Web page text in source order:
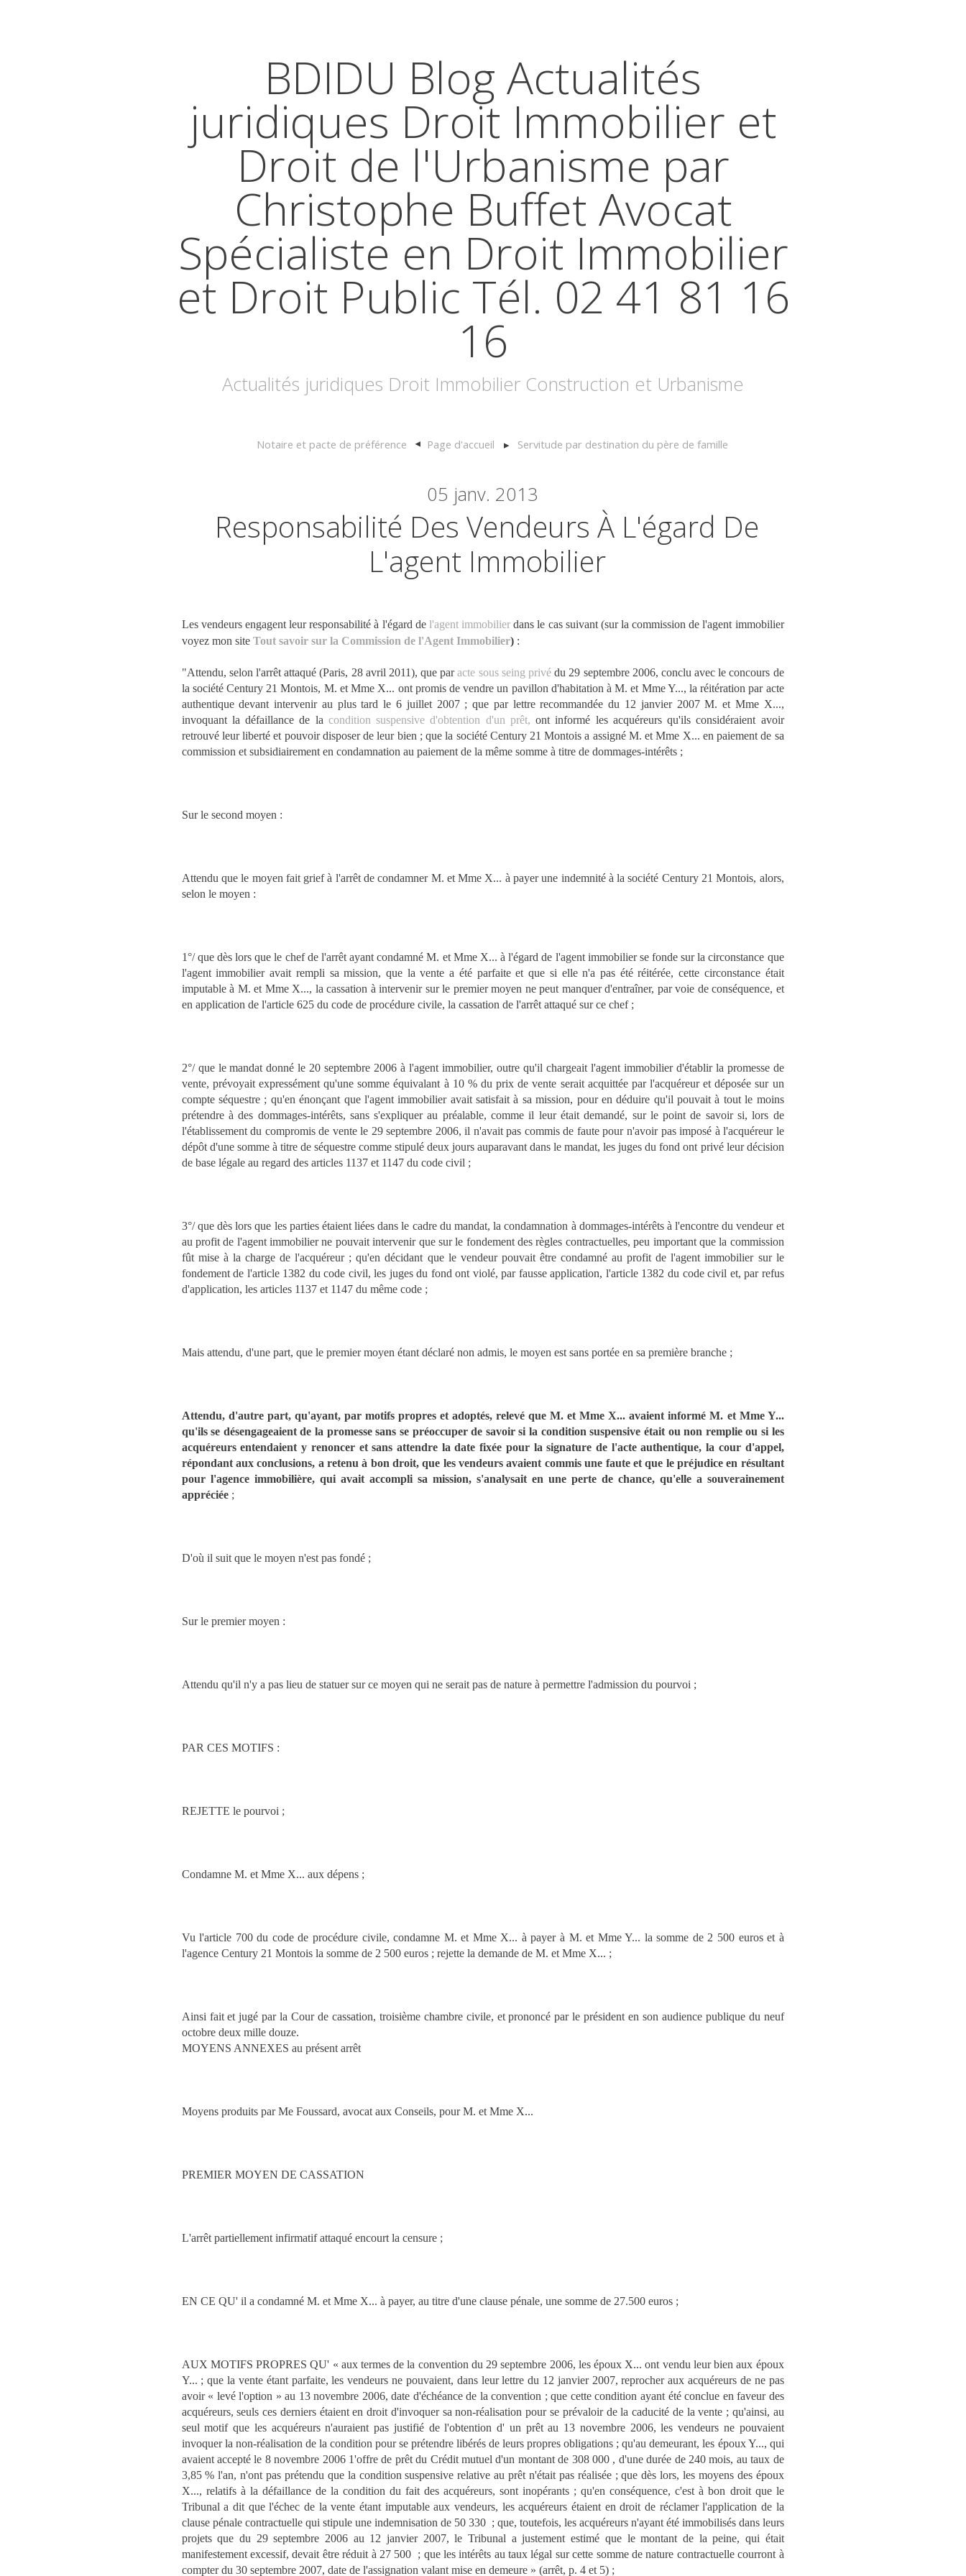
BDIDU Blog Actualités
juridiques Droit Immobilier et
Droit de l'Urbanisme par
Christophe Buffet Avocat
Spécialiste en Droit Immobilier
et Droit Public Tél. 02 41 81 16
16
Actualités juridiques Droit Immobilier Construction et Urbanisme
Notaire et pacte de préférence Page d'accueil Servitude par destination du père de famille
05 janv. 2013
Responsabilité Des Vendeurs À L'égard De
L'agent Immobilier
Les vendeurs engagent leur responsabilité à l'égard de l'agent immobilier dans le cas suivant (sur la commission de l'agent immobilier
voyez mon site Tout savoir sur la Commission de l'Agent Immobilier) :
"Attendu, selon l'arrêt attaqué (Paris, 28 avril 2011), que paracte sous seing privé du 29 septembre 2006, conclu avec le concours de
la société Century 21 Montois, M. et Mme X... ont promis de vendre un pavillon d'habitation à M. et Mme Y..., la réitération par acte
authentique devant intervenir au plus tard le 6 juillet 2007 ; que par lettre recommandée du 12 janvier 2007 M. et Mme X...,
invoquant la défaillance de la condition suspensive d'obtention d'un prêt, ont informé les acquéreurs qu'ils considéraient avoir
retrouvé leur liberté et pouvoir disposer de leur bien ; que la société Century 21 Montois a assigné M. et Mme X... en paiement de sa
commission et subsidiairement en condamnation au paiement de la même somme à titre de dommages-intérêts ;
Sur le second moyen :
Attendu que le moyen fait grief à l'arrêt de condamner M. et Mme X... à payer une indemnité à la société Century 21 Montois, alors,
selon le moyen :
1°/ que dès lors que le chef de l'arrêt ayant condamné M. et Mme X... à l'égard de l'agent immobilier se fonde sur la circonstance que
l'agent immobilier avait rempli sa mission, que la vente a été parfaite et que si elle n'a pas été réitérée, cette circonstance était
imputable à M. et Mme X..., la cassation à intervenir sur le premier moyen ne peut manquer d'entraîner, par voie de conséquence, et
en application de l'article 625 du code de procédure civile, la cassation de l'arrêt attaqué sur ce chef ;
2°/ que le mandat donné le 20 septembre 2006 à l'agent immobilier, outre qu'il chargeait l'agent immobilier d'établir la promesse de
vente, prévoyait expressément qu'une somme équivalant à 10 % du prix de vente serait acquittée par l'acquéreur et déposée sur un
compte séquestre ; qu'en énonçant que l'agent immobilier avait satisfait à sa mission, pour en déduire qu'il pouvait à tout le moins
prétendre à des dommages-intérêts, sans s'expliquer au préalable, comme il leur était demandé, sur le point de savoir si, lors de
l'établissement du compromis de vente le 29 septembre 2006, il n'avait pas commis de faute pour n'avoir pas imposé à l'acquéreur le
dépôt d'une somme à titre de séquestre comme stipulé deux jours auparavant dans le mandat, les juges du fond ont privé leur décision
de base légale au regard des articles 1137 et 1147 du code civil ;
3°/ que dès lors que les parties étaient liées dans le cadre du mandat, la condamnation à dommages-intérêts à l'encontre du vendeur et
au profit de l'agent immobilier ne pouvait intervenir que sur le fondement des règles contractuelles, peu important que la commission
fût mise à la charge de l'acquéreur ; qu'en décidant que le vendeur pouvait être condamné au profit de l'agent immobilier sur le
fondement de l'article 1382 du code civil, les juges du fond ont violé, par fausse application, l'article 1382 du code civil et, par refus
d'application, les articles 1137 et 1147 du même code ;
Mais attendu, d'une part, que le premier moyen étant déclaré non admis, le moyen est sans portée en sa première branche ;
Attendu, d'autre part, qu'ayant, par motifs propres et adoptés, relevé que M. et Mme X... avaient informé M. et Mme Y...
qu'ils se désengageaient de la promesse sans se préoccuper de savoir si la condition suspensive était ou non remplie ou si les
acquéreurs entendaient y renoncer et sans attendre la date fixée pour la signature de l'acte authentique, la cour d'appel,
répondant aux conclusions, a retenu à bon droit, que les vendeurs avaient commis une faute et que le préjudice en résultant
pour l'agence immobilière, qui avait accompli sa mission, s'analysait en une perte de chance, qu'elle a souverainement
appréciée;
D'où il suit que le moyen n'est pas fondé ;
Sur le premier moyen :
Attendu qu'il n'y a pas lieu de statuer sur ce moyen qui ne serait pas de nature à permettre l'admission du pourvoi ;
PAR CES MOTIFS :
REJETTE le pourvoi ;
Condamne M. et Mme X... aux dépens ;
Vu l'article 700 du code de procédure civile, condamne M. et Mme X... à payer à M. et Mme Y... la somme de 2 500 euros et à
l'agence Century 21 Montois la somme de 2 500 euros ; rejette la demande de M. et Mme X... ;
Ainsi fait et jugé par la Cour de cassation, troisième chambre civile, et prononcé par le président en son audience publique du neuf
octobre deux mille douze.
MOYENS ANNEXES au présent arrêt
Moyens produits par Me Foussard, avocat aux Conseils, pour M. et Mme X...
PREMIER MOYEN DE CASSATION
L'arrêt partiellement infirmatif attaqué encourt la censure ;
EN CE QU' il a condamné M. et Mme X... à payer, au titre d'une clause pénale, une somme de 27.500 euros ;
AUX MOTIFS PROPRES QU' « aux termes de la convention du 29 septembre 2006, les époux X... ont vendu leur bien aux époux
Y... ; que la vente étant parfaite, les vendeurs ne pouvaient, dans leur lettre du 12 janvier 2007, reprocher aux acquéreurs de ne pas
avoir « levé l'option » au 13 novembre 2006, date d'échéance de la convention ; que cette condition ayant été conclue en faveur des
acquéreurs, seuls ces derniers étaient en droit d'invoquer sa non-réalisation pour se prévaloir de la caducité de la vente ; qu'ainsi, au
seul motif que les acquéreurs n'auraient pas justifié de l'obtention d' un prêt au 13 novembre 2006, les vendeurs ne pouvaient
invoquer la non-réalisation de la condition pour se prétendre libérés de leurs propres obligations ; qu'au demeurant, les époux Y..., qui
avaient accepté le 8 novembre 2006 1'offre de prêt du Crédit mutuel d'un montant de 308 000 , d'une durée de 240 mois, au taux de
3,85 % l'an, n'ont pas prétendu que la condition suspensive relative au prêt n'était pas réalisée ; que dès lors, les moyens des époux
X..., relatifs à la défaillance de la condition du fait des acquéreurs, sont inopérants ; qu'en conséquence, c'est à bon droit que le
Tribunal a dit que l'échec de la vente étant imputable aux vendeurs, les acquéreurs étaient en droit de réclamer l'application de la
clause pénale contractuelle qui stipule une indemnisation de 50 330  ; que, toutefois, les acquéreurs n'ayant été immobilisés dans leurs
projets que du 29 septembre 2006 au 12 janvier 2007, le Tribunal a justement estimé que le montant de la peine, qui était
manifestement excessif, devait être réduit à 27 500  ; que les intérêts au taux légal sur cette somme de nature contractuelle courront à
compter du 30 septembre 2007, date de l'assignation valant mise en demeure » (arrêt, p. 4 et 5) ;